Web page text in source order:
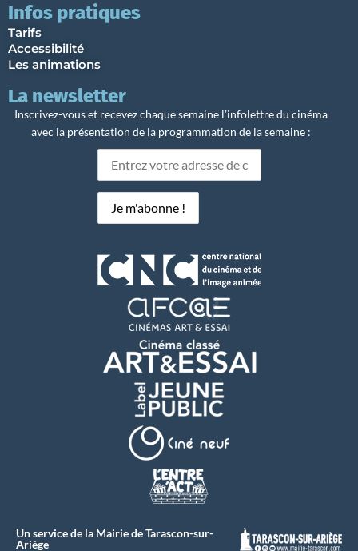
Infos pratiques
Tarifs
Accessibilité
Les animations
La newsletter
Inscrivez-vous et recevez chaque semaine l’infolettre du cinéma
avec la présentation de la programmation de la semaine :
Un service de la Mairie de Tarascon-sur-
Ariège